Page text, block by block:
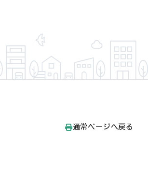
通常ページへ戻る